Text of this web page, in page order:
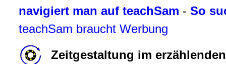
navigiert man auf teachSam - So
teachSam braucht Werbung
Zeitgestaltung im